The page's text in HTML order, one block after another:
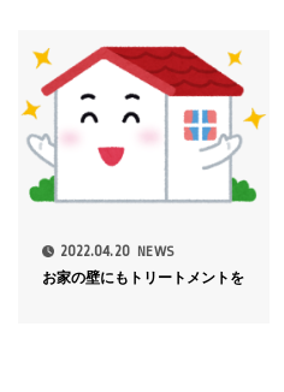
2022.04.20 NEWS
お家の壁にもトリートメントを